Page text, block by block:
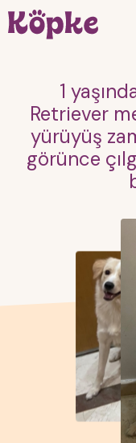
1
Retriever
yürüyüş
görünce